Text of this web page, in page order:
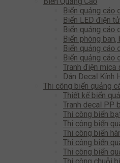
Biển quảng cáo
Biển LED điện
Biển quảng cáo
Biển phòng
Biển quảng cáo
Biển quảng cáo
Tranh điện mica
Dán Decal Kính
Thi công biển quảng
Thiết kế biển
Tranh decal PP
Thi công biển
Thi công biển
Thi công biển
Thi công biển
Thi công biển